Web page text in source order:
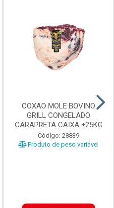
COXAO MOLE BOVINO
GRILL CONGELADO
CARAPRETA CAIXA ±25KG
Código: 28839
Produto de peso variável